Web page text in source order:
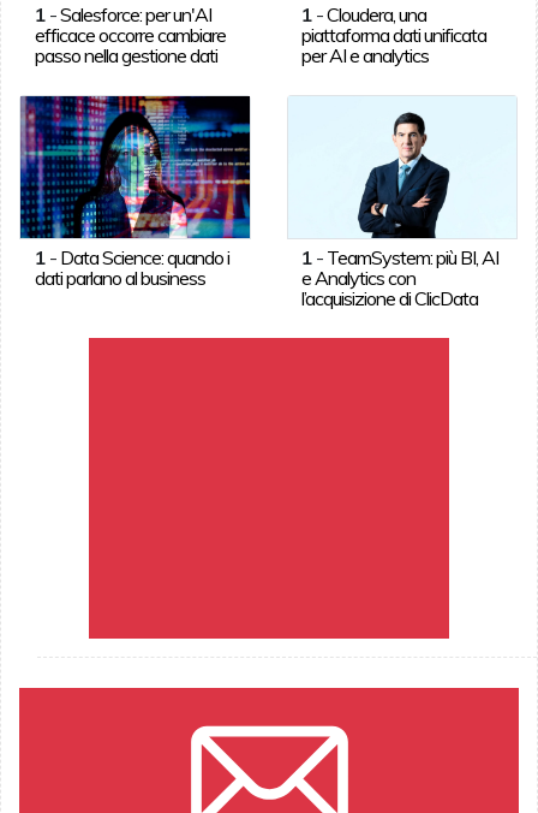
1-Salesforce: per un'AI
efficace occorre cambiare
passo nella gestione dati
1 -Cloudera, una
piattaforma dati unificata
per AI e analytics
1- Data Science: quando i
dati parlano al business
1 - TeamSystem: più BI, AI
e Analytics con
l’acquisizione di ClicData